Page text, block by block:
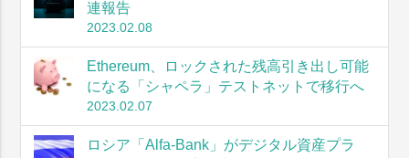
連報告
2023.02.08
Ethereum、ロックされた残高引き出し可能
になる「シャペラ」テストネットで移行へ
2023.02.07
ロシア「Alfa-Bank」がデジタル資産プラ